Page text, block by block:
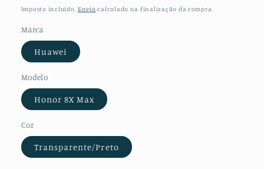
normal
Imposto incluído. Envio calculado na finalização da compra.
Marca
Huawei
Modelo
Honor 8X Max
Cor
Transparente/Preto